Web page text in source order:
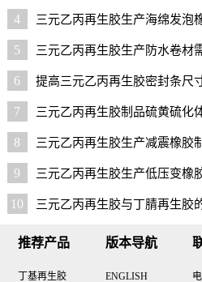
4
三元乙丙再生胶生产海绵发泡
泡剂好？
5 三元乙丙再生胶生产防水卷材
6 提高三元乙丙再生胶密封条尺
7 三元乙丙再生胶制品硫黄硫化
8 三元乙丙再生胶生产减震橡胶
9 三元乙丙再生胶生产低压变橡
10 三元乙丙再生胶与丁腈再生胶
推荐产品
丁基再生胶
版本导航
ENGLISH